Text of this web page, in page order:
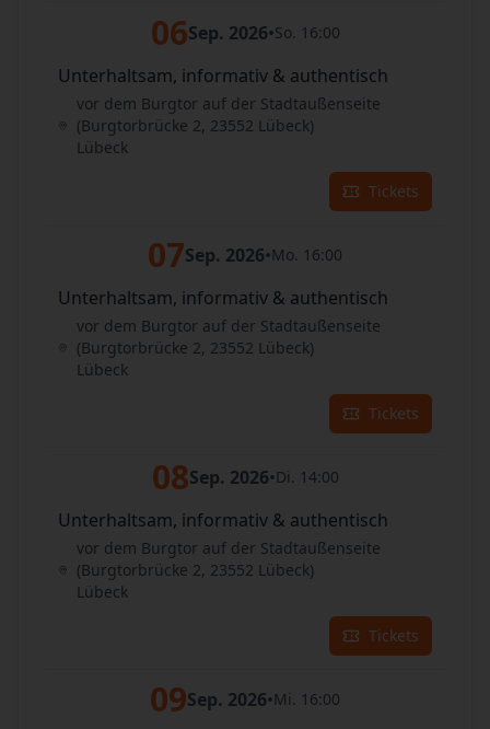
06Sep. 2026•So. 16:00
Unterhaltsam, informativ & authentisch
vor dem Burgtor auf der Stadtaußenseite
(Burgtorbrücke 2, 23552 Lübeck)
Lübeck
Tickets
07Sep. 2026•Mo. 16:00
Unterhaltsam, informativ & authentisch
vor dem Burgtor auf der Stadtaußenseite
(Burgtorbrücke 2, 23552 Lübeck)
Lübeck
Tickets
08Sep. 2026•Di. 14:00
Unterhaltsam, informativ & authentisch
vor dem Burgtor auf der Stadtaußenseite
(Burgtorbrücke 2, 23552 Lübeck)
Lübeck
Tickets
09Sep. 2026•Mi. 16:00